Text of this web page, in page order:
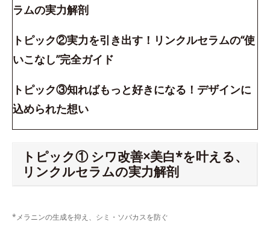
ラムの実力解剖
トピック②実力を引き出す！リンクルセラムの“使
いこなし”完全ガイド
トピック③知ればもっと好きになる！デザインに
込められた想い
トピック① シワ改善×美白*を叶える、
リンクルセラムの実力解剖
*メラニンの生成を抑え、シミ・ソバカスを防ぐ